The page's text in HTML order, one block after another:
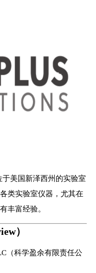
于美国新泽西州的实验室
类实验室仪器，尤其在
丰富经验。
）
（科学盈余有限责任公